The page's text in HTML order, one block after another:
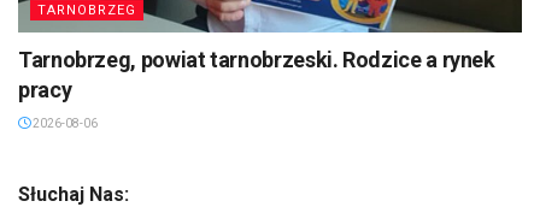
TARNOBRZEG
Tarnobrzeg, powiat tarnobrzeski. Rodzice a rynek
pracy
2026-08-06
Słuchaj Nas: